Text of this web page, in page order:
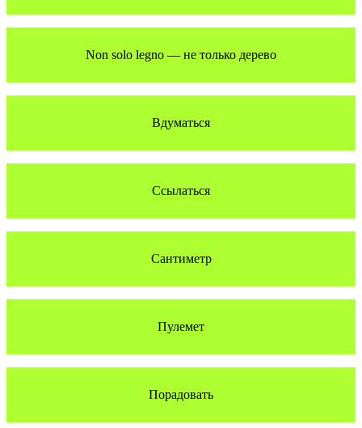
Non solo legno — не только дерево
Вдуматься
Ссылаться
Сантиметр
Пулемет
Порадовать